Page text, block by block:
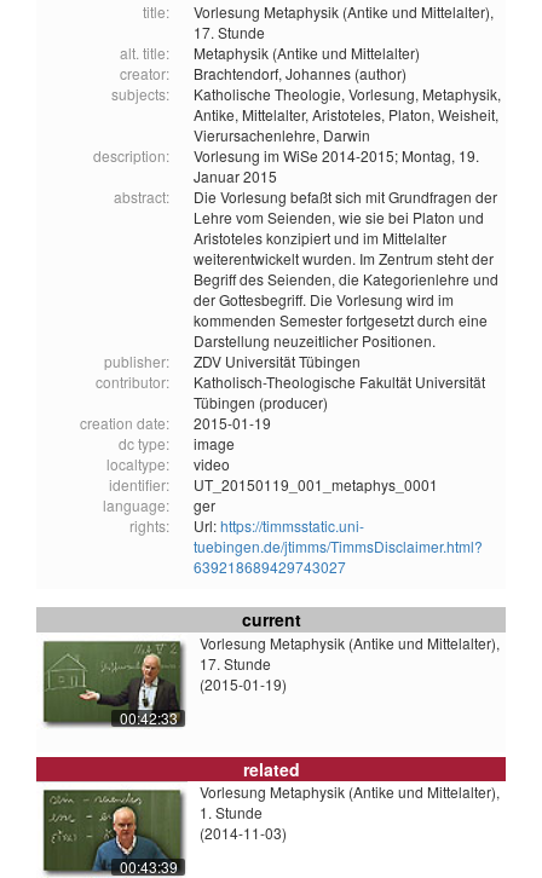
title:
Vorlesung Metaphysik (Antike und Mittelalter),
17. Stunde
alt. title:
Metaphysik (Antike und Mittelalter)
creator:
Brachtendorf, Johannes (author)
subjects:
Katholische Theologie, Vorlesung, Metaphysik,
Antike, Mittelalter, Aristoteles, Platon, Weisheit,
Vierursachenlehre, Darwin
description:
Vorlesung im WiSe 2014-2015; Montag, 19.
Januar 2015
abstract:
Die Vorlesung befaßt sich mit Grundfragen der
Lehre vom Seienden, wie sie bei Platon und
Aristoteles konzipiert und im Mittelalter
weiterentwickelt wurden. Im Zentrum steht der
Begriff des Seienden, die Kategorienlehre und
der Gottesbegriff. Die Vorlesung wird im
kommenden Semester fortgesetzt durch eine
Darstellung neuzeitlicher Positionen.
publisher:
ZDV Universität Tübingen
contributor:
Katholisch-Theologische Fakultät Universität
Tübingen (producer)
creation date:
2015-01-19
dc type:
image
localtype:
video
identifier:
UT_20150119_001_metaphys_0001
language:
ger
rights:
Url:https://timmsstatic.uni-
tuebingen.de/jtimms/TimmsDisclaimer.html?
639218689429743027
current
00:42:33
Vorlesung Metaphysik (Antike und Mittelalter),
17. Stunde
(2015-01-19)
related
00:43:39
Vorlesung Metaphysik (Antike und Mittelalter),
1. Stunde
(2014-11-03)